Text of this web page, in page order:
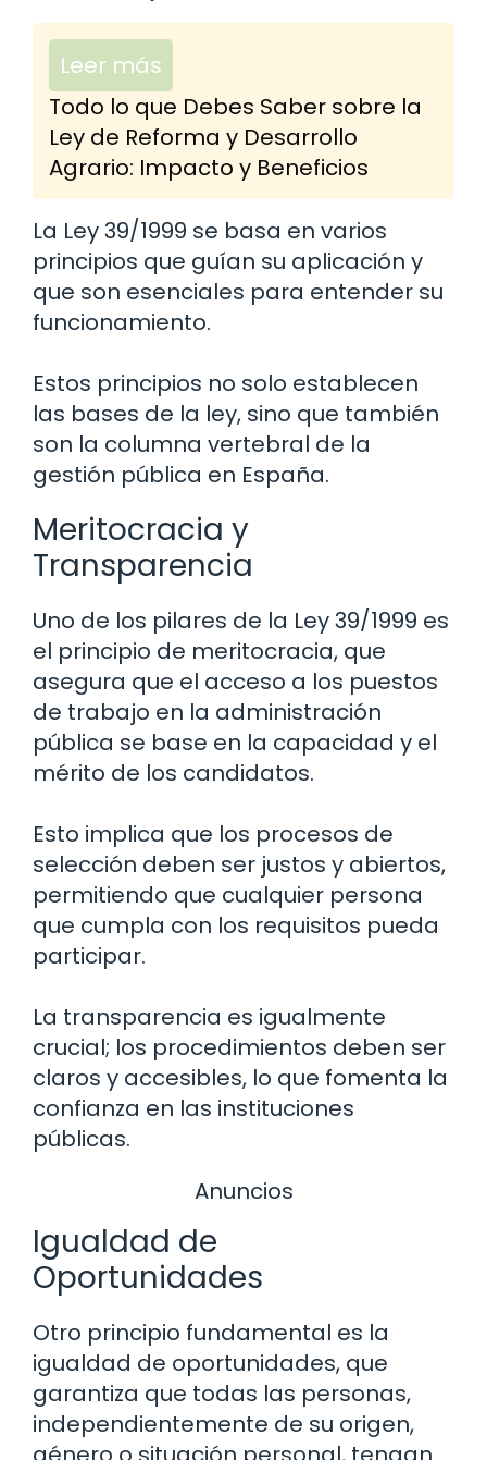
Leer más
Todo lo que Debes Saber sobre la
Ley de Reforma y Desarrollo
Agrario: Impacto y Beneficios
La Ley 39/1999 se basa en varios
principios que guían su aplicación y
que son esenciales para entender su
funcionamiento.
Estos principios no solo establecen
las bases de la ley, sino que también
son la columna vertebral de la
gestión pública en España.
Meritocracia y
Transparencia
Uno de los pilares de la Ley 39/1999 es
el principio de meritocracia, que
asegura que el acceso a los puestos
de trabajo en la administración
pública se base en la capacidad y el
mérito de los candidatos.
Esto implica que los procesos de
selección deben ser justos y abiertos,
permitiendo que cualquier persona
que cumpla con los requisitos pueda
participar.
La transparencia es igualmente
crucial; los procedimientos deben ser
claros y accesibles, lo que fomenta la
confianza en las instituciones
públicas.
Anuncios
Igualdad de
Oportunidades
Otro principio fundamental es la
igualdad de oportunidades, que
garantiza que todas las personas,
independientemente de su origen,